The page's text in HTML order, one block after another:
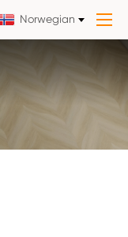
Norwegian